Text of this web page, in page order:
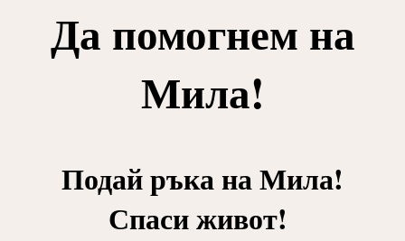
Да помогнем на
Мила!
Подай ръка на Мила!
Спаси живот!